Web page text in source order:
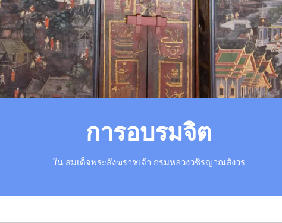
การอบรมจิต
ใน สมเด็จพระสังฆราชเจ้า กรมหลวงวชิรญาณสังวร